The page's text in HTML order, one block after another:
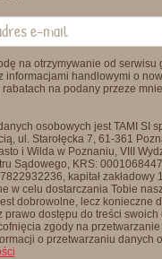
na otrzymywanie od serwisu
informacjami handlowymi o
na podany przeze
osobowych jest TAMI SI
ul. Starołęcka 7, 61-361
i Wilda w Poznaniu, VIII
Sądowego, KRS:
kapitał zakładowy
w celu dostarczania Tobie
dobrowolne, lecz konieczne
prawo dostępu do treści swoich
zgody na
o przetwarzaniu danych